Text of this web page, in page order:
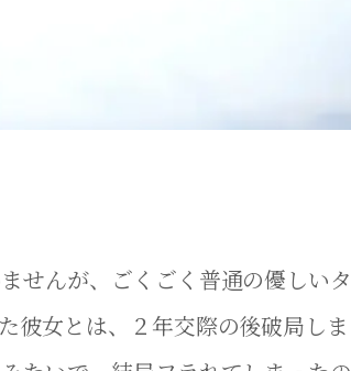
せんが、ごくごく普通の優しいタ
彼女とは、２年交際の後破局しま